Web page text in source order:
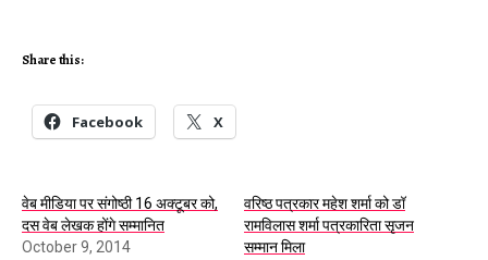
Share this:
Facebook X
वेब मीडिया पर संगोष्‍ठी 16 अक्‍टूबर को,
दस वेब लेखक होंगे सम्‍मानित
October 9, 2014
वरिष्ठ पत्रकार महेश शर्मा को डॉ
रामविलास शर्मा पत्रकारिता सृजन
सम्मान मिला